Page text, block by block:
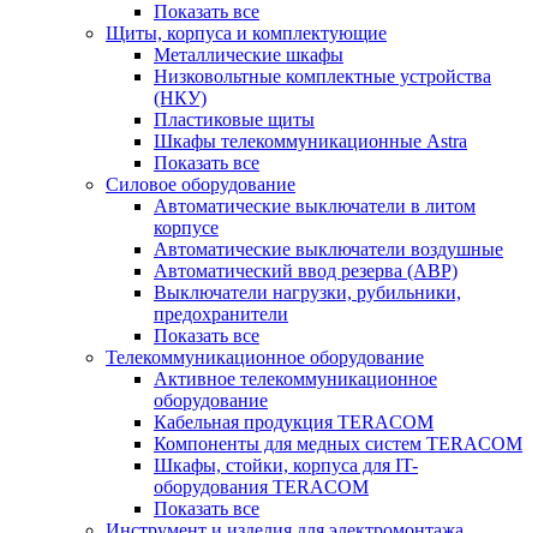
Показать все
Щиты, корпуса и комплектующие
Металлические шкафы
Низковольтные комплектные устройства
(НКУ)
Пластиковые щиты
Шкафы телекоммуникационные Astra
Показать все
Силовое оборудование
Автоматические выключатели в литом
корпусе
Автоматические выключатели воздушные
Автоматический ввод резерва (АВР)
Выключатели нагрузки, рубильники,
предохранители
Показать все
Телекоммуникационное оборудование
Активное телекоммуникационное
оборудование
Кабельная продукция TERACOM
Компоненты для медных систем TERACOM
Шкафы, стойки, корпуса для IT-
оборудования TERACOM
Показать все